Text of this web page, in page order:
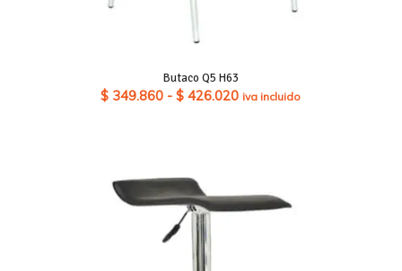
Butaco Q5 H63
$ 349.860 - $ 426.020Rango
hasta
iva incluido